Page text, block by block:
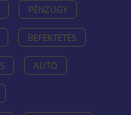
PÉNZÜGY
BEFEKTETÉS
AUTÓ